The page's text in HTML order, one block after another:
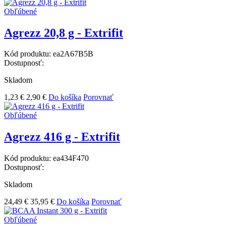
Obľúbené
Agrezz 20,8 g - Extrifit
Kód produktu: ea2A67B5B
Dostupnosť:
Skladom
1,23 € 2,90 € Do košíka Porovnať
Obľúbené
Agrezz 416 g - Extrifit
Kód produktu: ea434F470
Dostupnosť:
Skladom
24,49 € 35,95 € Do košíka Porovnať
Obľúbené